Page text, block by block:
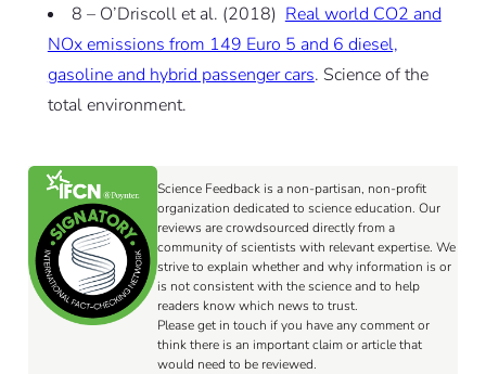
8 – O’Driscoll et al. (2018) Real world CO2 and
NOx emissions from 149 Euro 5 and 6 diesel,
gasoline and hybrid passenger cars. Science of the
total environment.
Science Feedback is a non-partisan, non-profit
organization dedicated to science education. Our
reviews are crowdsourced directly from a
community of scientists with relevant expertise. We
strive to explain whether and why information is or
is not consistent with the science and to help
readers know which news to trust.
Please get in touch if you have any comment or
think there is an important claim or article that
would need to be reviewed.